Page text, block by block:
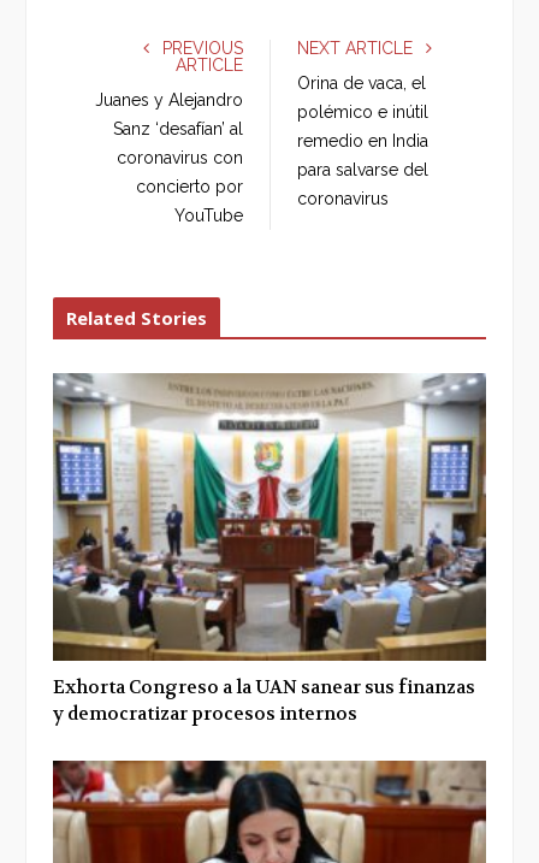
e
k
g
n
PREVIOUS
ARTICLE
Juanes y Alejandro
Sanz ‘desafían’ al
coronavirus con
concierto por
YouTube
NEXT ARTICLE
Orina de vaca, el
polémico e inútil
remedio en India
para salvarse del
coronavirus
Related Stories
Exhorta Congreso a la UAN sanear sus finanzas
y democratizar procesos internos